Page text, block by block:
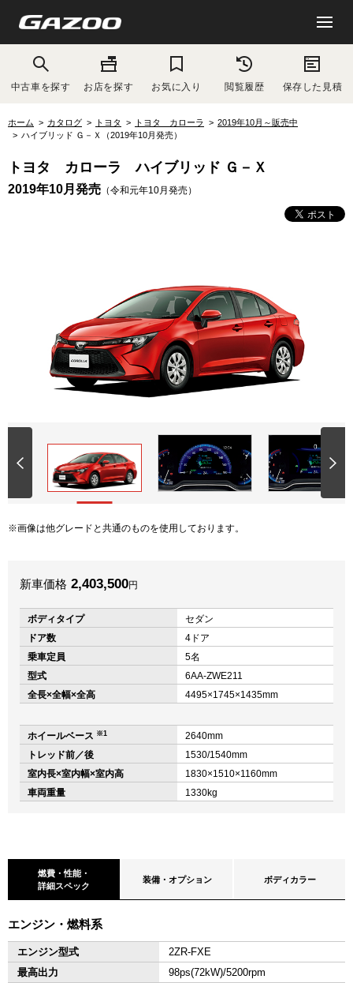
中古車を探す お店を探す お気に入り 閲覧履歴 保存した見積
ホーム カタログ トヨタ トヨタ カローラ
2019年10月～販売中
ハイブリッド Ｇ－Ｘ（2019年10月発売）
トヨタ カローラ ハイブリッド Ｇ－Ｘ
2019年10月発売 （令和元年10月発売）
画像は他グレードと共通のものを使用しております。
新車価格 2,403,500円
ボディタイプ
セダン
ドア数
4ドア
乗車定員
5名
型式
6AA-ZWE211
全長×全幅×全高
4495×1745×1435mm
ホイールベース ※1
2640mm
トレッド前／後
1530/1540mm
室内長×室内幅×室内高
1830×1510×1160mm
車両重量
1330kg
燃費・性能・
詳細スペック
装備・オプション ボディカラー
エンジン・燃料系
エンジン型式
2ZR-FXE
最高出力
98ps(72kW)/5200rpm